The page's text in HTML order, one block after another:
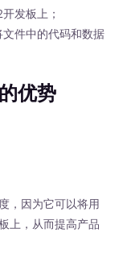
发板上；
件中的代码和数据
优势
，因为它可以将用
上，从而提高产品